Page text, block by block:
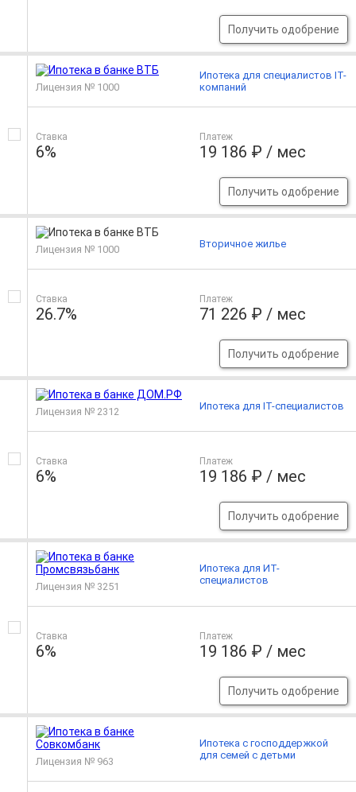
Получить одобрение
Лицензия № 1000
Ставка
6%
Платеж
19 186 ₽ / мес
Получить одобрение
Ипотека для специалистов IT-
компаний
Лицензия № 1000
Ставка
26.7%
Платеж
71 226 ₽ / мес
Получить одобрение
Вторичное жилье
Лицензия № 2312
Ставка
6%
Платеж
19 186 ₽ / мес
Получить одобрение
Ипотека для IT-специалистов
Лицензия № 3251
Ставка
6%
Платеж
19 186 ₽ / мес
Получить одобрение
Ипотека для ИТ-
специалистов
Лицензия № 963
Ипотека с господдержкой
для семей с детьми